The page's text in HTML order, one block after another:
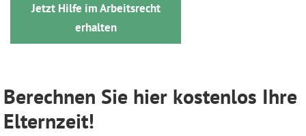
Jetzt Hilfe im Arbeitsrecht
erhalten
Berechnen Sie hier kostenlos Ihre
Elternzeit!